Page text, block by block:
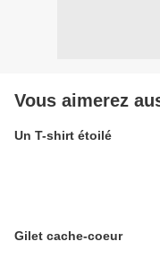
Vous aimerez
Un T-shirt étoilé
Gilet cache-coeur